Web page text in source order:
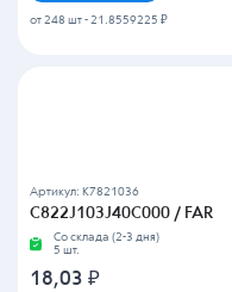
от 248 шт - 21.8559225 ₽
Артикул: K7821036
C822J103J40C000 / FAR
Со склада (2-3 дня)
5 шт.
18,03 ₽